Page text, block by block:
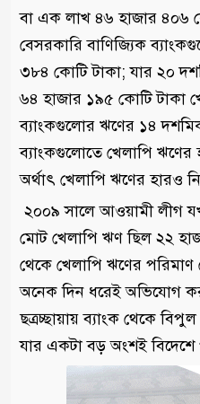
বা এক লাখ ৪৬ হাজার ৪০৬
বেসরকারি বাণিজ্যিক
৩৮৪ কোটি টাকা; যার ২০
৬৪ হাজার ১৯৫ কোটি টাকা
ব্যাংকগুলোর ঋণের ১৪
ব্যাংকগুলোতে খেলাপি
অর্থাৎ খেলাপি ঋণের হারও
২০০৯ সালে আওয়ামী লীগ
মোট খেলাপি ঋণ ছিল ২২
থেকে খেলাপি ঋণের পরিমাণ
অনেক দিন ধরেই অভিযোগ
ছত্রচ্ছায়ায় ব্যাংক থেকে
যার একটা বড় অংশই বিদেশে